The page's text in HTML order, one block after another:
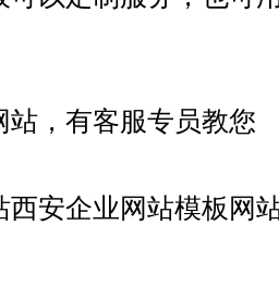
站，有客服专员教您
安企业网站模板网